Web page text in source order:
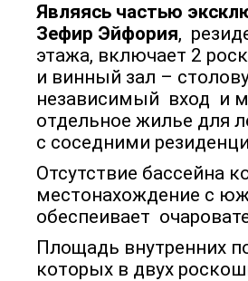
Являясь частью
Зефир Эйфория,
этажа, включает 2
и винный зал –
независимый вход и
отдельное жилье для
с соседними
Отсутствие бассейна
местонахождение с
обеспеивает
Площадь внутренних
которых в двух